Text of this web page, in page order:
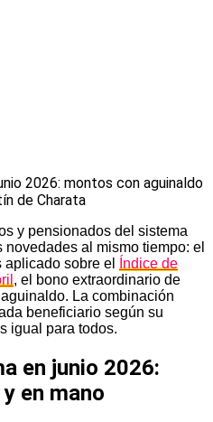
de Charata
y pensionados del sistema
novedades al mismo tiempo: el
sobre el
Índice de
, el bono extraordinario de
La combinación
beneficiario según su
igual para todos.
en junio 2026:
en mano